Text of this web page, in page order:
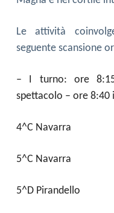
Le attività
seguente scansione
– I turno: ore 8:15
spettacolo – ore 8:40
4^C Navarra
5^C Navarra
5^D Pirandello